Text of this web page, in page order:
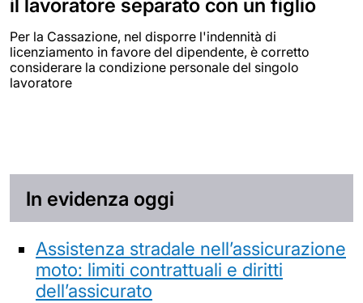
il lavoratore separato con un figlio
Per la Cassazione, nel disporre l'indennità di
licenziamento in favore del dipendente, è corretto
considerare la condizione personale del singolo
lavoratore
In evidenza oggi
Assistenza stradale nell’assicurazione
moto: limiti contrattuali e diritti
dell’assicurato